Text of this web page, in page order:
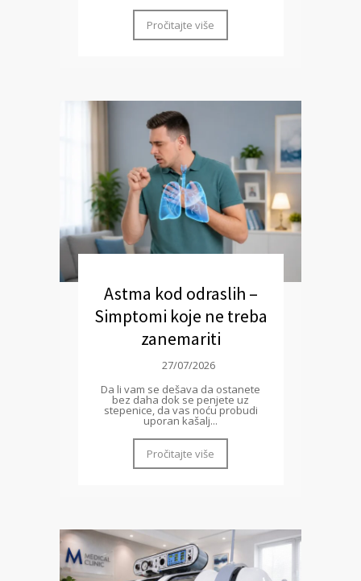
Pročitajte više
Astma kod odraslih –
Simptomi koje ne treba
zanemariti
27/07/2026
Da li vam se dešava da ostanete
bez daha dok se penjete uz
stepenice, da vas noću probudi
uporan kašalj...
Pročitajte više